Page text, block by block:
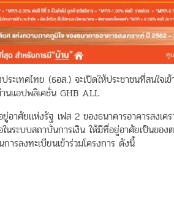
ระเทศไทย (ธอส.) จะเปิดให้ประชาชนที่สนใจ
นแอปพลิเคชั่น GHB ALL
ยู่อาศัยแห่งรัฐ เฟส 2 ของธนาคารอาคารสงเ
ในระบบสถาบันการเงิน ให้มีที่อยู่อาศัยเป็นข
การลงทะเบียนเข้าร่วมโครงการ ดังนี้